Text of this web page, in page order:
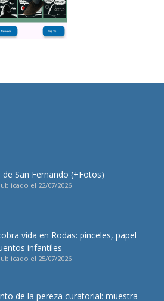
de San Fernando (+Fotos)
el 22/07/2026
vida en Rodas: pinceles, papel
infantiles
el 25/07/2026
de la pereza curatorial: muestra